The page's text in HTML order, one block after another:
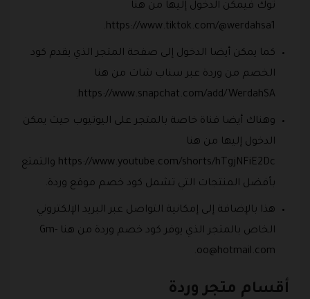
توك فيمكن الدخول إليها من هنا
https://www.tiktok.com/@werdahsa1.
كما يمكن أيضا الدخول إلى صفحة المتجر الذي يقدم كود
الخصم من وردة عبر سناب شات من هنا
https://www.snapchat.com/add/WerdahSA.
وهناك أيضا قناة خاصة بالمتجر على اليوتيوب حيث يمكن
الدخول إليها من هنا
https://www.youtube.com/shorts/hTgjNFiE2Dc والتمتع
بأفضل المنتجات التي تشمل كود خصم موقع وردة.
هذا بالإضافة إلى إمكانية التواصل عبر البريد الإلكتروني
الخاص بالمتجر الذي يوفر كود خصم وردة من هنا Gm-
oo@hotmail.com
.
أقسام متجر وردة